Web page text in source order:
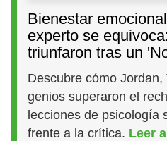
Bienestar
experto se
triunfaron tras un
Descubre cómo
genios superaron el
lecciones de psicología
frente a la crítica. Leer